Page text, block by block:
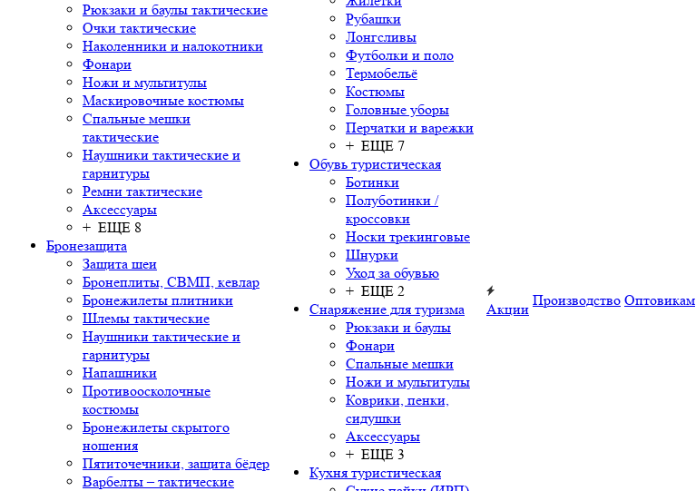
Рюкзаки и баулы тактические
Очки тактические
Наколенники и налокотники
Фонари
Ножи и мультитулы
Маскировочные костюмы
Спальные мешки
тактические
Наушники тактические и
гарнитуры
Ремни тактические
Аксессуары
+ ЕЩЕ 8
Бронезащита
Защита шеи
Бронеплиты, СВМП, кевлар
Бронежилеты плитники
Шлемы тактические
Наушники тактические и
гарнитуры
Напашники
Противоосколочные
костюмы
Бронежилеты скрытого
ношения
Пятиточечники, защита бёдер
Варбелты – тактические
Рубашки
Лонгсливы
Футболки и поло
Термобельё
Костюмы
Головные уборы
Перчатки и варежки
+ ЕЩЕ 7
Обувь туристическая
Ботинки
Полуботинки /
кроссовки
Носки трекинговые
Шнурки
Уход за обувью
+ ЕЩЕ 2
Снаряжение для туризма
Рюкзаки и баулы
Фонари
Спальные мешки
Ножи и мультитулы
Коврики, пенки,
сидушки
Аксессуары
+ ЕЩЕ 3
Кухня туристическая
Акции
Производство Оптовикам